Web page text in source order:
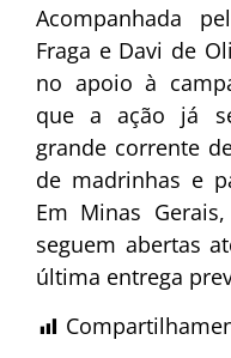
Acompanhada
Fraga e Davi de
no apoio à
que a ação já
grande corrente
de madrinhas e
Em Minas
seguem abertas
última entrega